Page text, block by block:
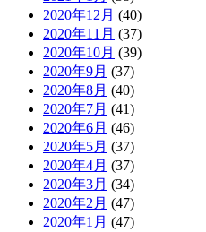
2020年12月 (40)
2020年11月 (37)
2020年10月 (39)
2020年9月 (37)
2020年8月 (40)
2020年7月 (41)
2020年6月 (46)
2020年5月 (37)
2020年4月 (37)
2020年3月 (34)
2020年2月 (47)
2020年1月 (47)